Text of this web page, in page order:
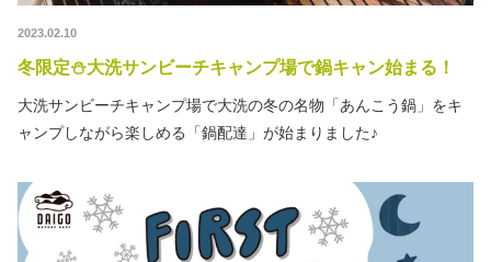
2023.02.10
冬限定⛄大洗サンビーチキャンプ場で鍋キャン始まる！
大洗サンビーチキャンプ場で大洗の冬の名物「あんこう鍋」をキ
ャンプしながら楽しめる「鍋配達」が始まりました♪